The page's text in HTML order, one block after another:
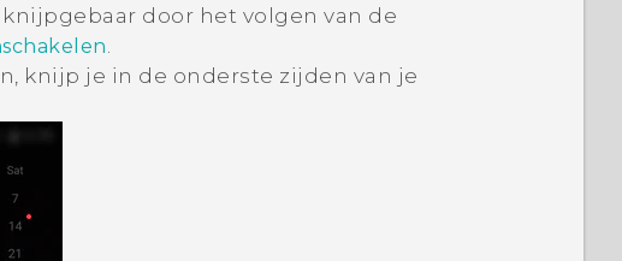
door het volgen van de
.
knijp je in de onderste zijden van je